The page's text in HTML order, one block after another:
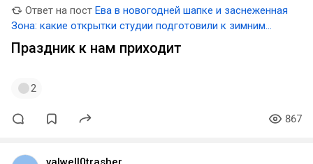
Ответ на пост Ева в новогодней шапке и заснеженная
Зона: какие открытки студии подготовили к зимним
праздникам
Праздник к нам приходит
2
867